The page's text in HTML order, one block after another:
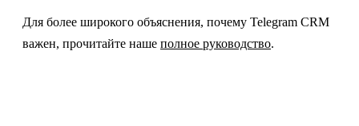
Для более широкого объяснения, почему Telegram CRM
важен, прочитайте наше полное руководство.